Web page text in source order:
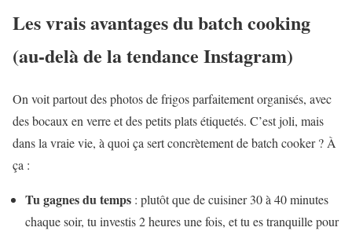
Les vrais avantages du batch cooking
(au-delà de la tendance Instagram)
On voit partout des photos de frigos parfaitement organisés, avec
des bocaux en verre et des petits plats étiquetés. C’est joli, mais
dans la vraie vie, à quoi ça sert concrètement de batch cooker ? À
ça :
Tu gagnes du temps : plutôt que de cuisiner 30 à 40 minutes
chaque soir, tu investis 2 heures une fois, et tu es tranquille pour